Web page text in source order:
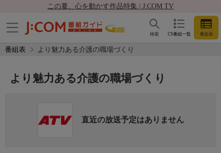
この夏、心を動かす作品特集 | J:COM TV
CS番組一覧 番組表
検索
番組表 より魅力ある介護の職場づくり
より魅力ある介護の職場づくり
直近の放送予定はありません